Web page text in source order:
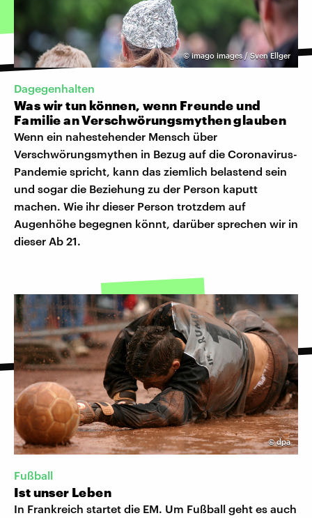
©imago images / Sven Ellger
Dagegenhalten
Was wir tun können, wenn Freunde und
Familie an Verschwörungsmythen glauben
Wenn ein nahestehender Mensch über
Verschwörungsmythen in Bezug auf die Coronavirus-
Pandemie spricht, kann das ziemlich belastend sein
und sogar die Beziehung zu der Person kaputt
machen. Wie ihr dieser Person trotzdem auf
Augenhöhe begegnen könnt, darüber sprechen wir in
dieser Ab 21.
©dpa
Fußball
Ist unser Leben
In Frankreich startet die EM. Um Fußball geht es auch